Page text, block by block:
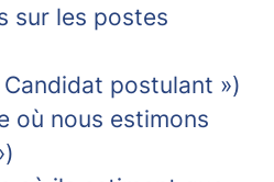
sur les postes
postulant »)
où nous estimons